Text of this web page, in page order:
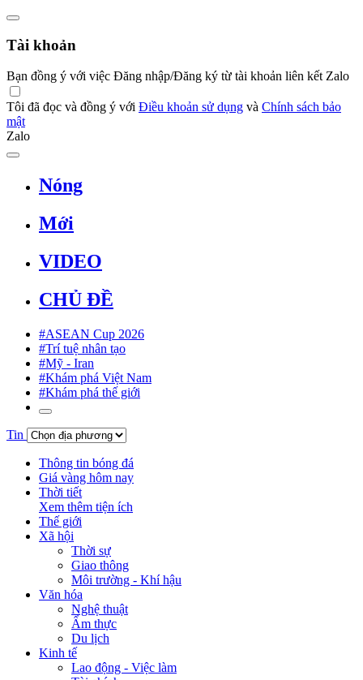
Tài khoản
Bạn đồng ý với việc Đăng nhập/Đăng ký từ tài khoản liên kết Zalo
Tôi đã đọc và đồng ý với Điều khoản sử dụng và Chính sách bảo
mật
Zalo
Nóng
Mới
VIDEO
CHỦ ĐỀ
#ASEAN Cup 2026
#Trí tuệ nhân tạo
#Mỹ - Iran
#Khám phá Việt Nam
#Khám phá thế giới
Tin
Thông tin bóng đá
Giá vàng hôm nay
Thời tiết
Xem thêm tiện ích
Thế giới
Xã hội
Thời sự
Giao thông
Môi trường - Khí hậu
Văn hóa
Nghệ thuật
Ẩm thực
Du lịch
Kinh tế
Lao động - Việc làm